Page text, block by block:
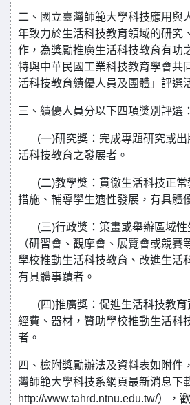
二、國立臺灣師範大學科技應用與
年致力於生活科技教育領域的研究
作，為獎勵推廣生活科技教育有功
特與中華民國工業科技教育學會共
活科技教育績優人員及團體」評選
三、績優人員分以下四項獎別評選：
(一)研究獎：完成專題研究或出
活科技教育之發展者。
(二)教學獎：貫徹生活科技正常
措施、輔導學生適性發展，有具體
(三)行政獎：策畫或舉辦區域性
（研習會、觀摩會、展覽會或競賽
學校推動生活科技教育、改進生活
有具體事蹟者。
(四)推廣獎：促進生活科技教育
經費、器材，贊助學校推動生活科
者。
四、檢附獎勵辦法及資料表如附件
灣師範大學科技系網頁最新消息下
http://www.tahrd.ntnu.edu.tw/），